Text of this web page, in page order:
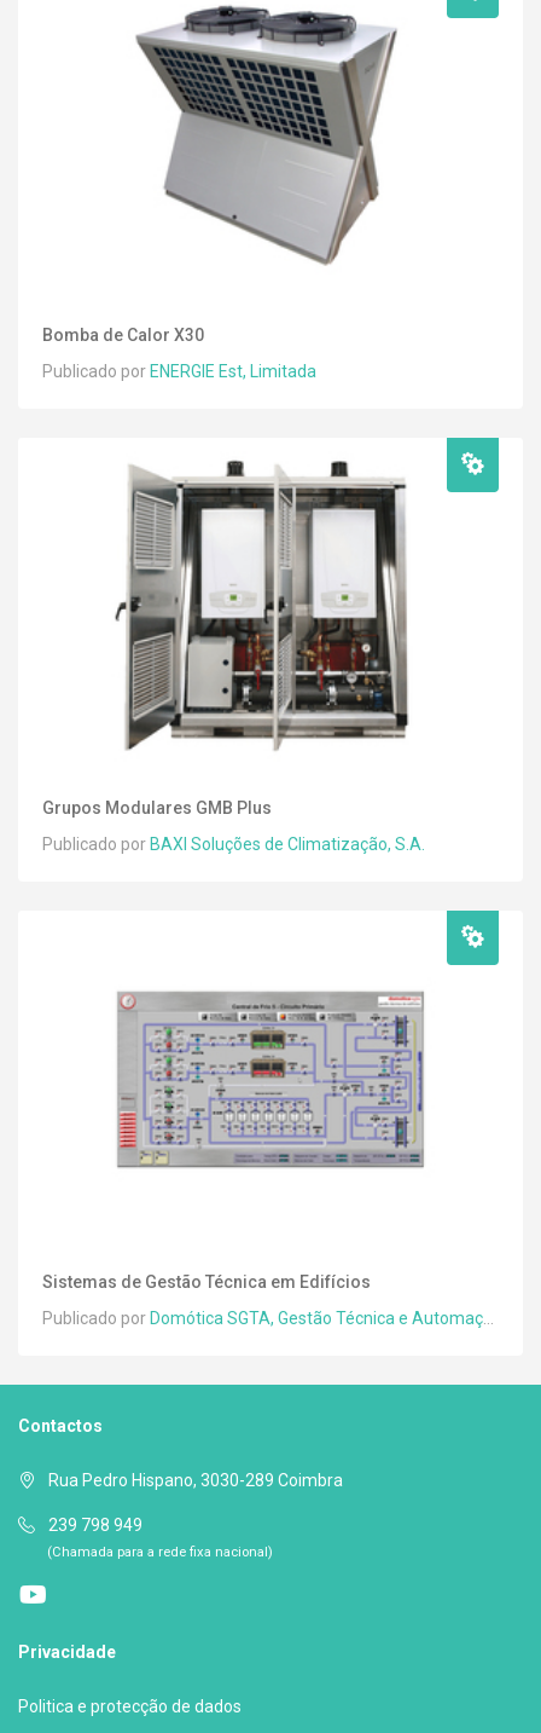
Bomba de Calor X30
Publicado porENERGIE Est, Limitada
Grupos Modulares GMB Plus
Publicado por BAXI Soluções de Climatização, S.A.
Sistemas de Gestão Técnica em Edifícios
Publicado por Domótica SGTA, Gestão Técnica e Automação Lda.
Contactos
Rua Pedro Hispano, 3030-289 Coimbra
239 798 949
(Chamada para a rede fixa nacional)
Privacidade
Politica e protecção de dados